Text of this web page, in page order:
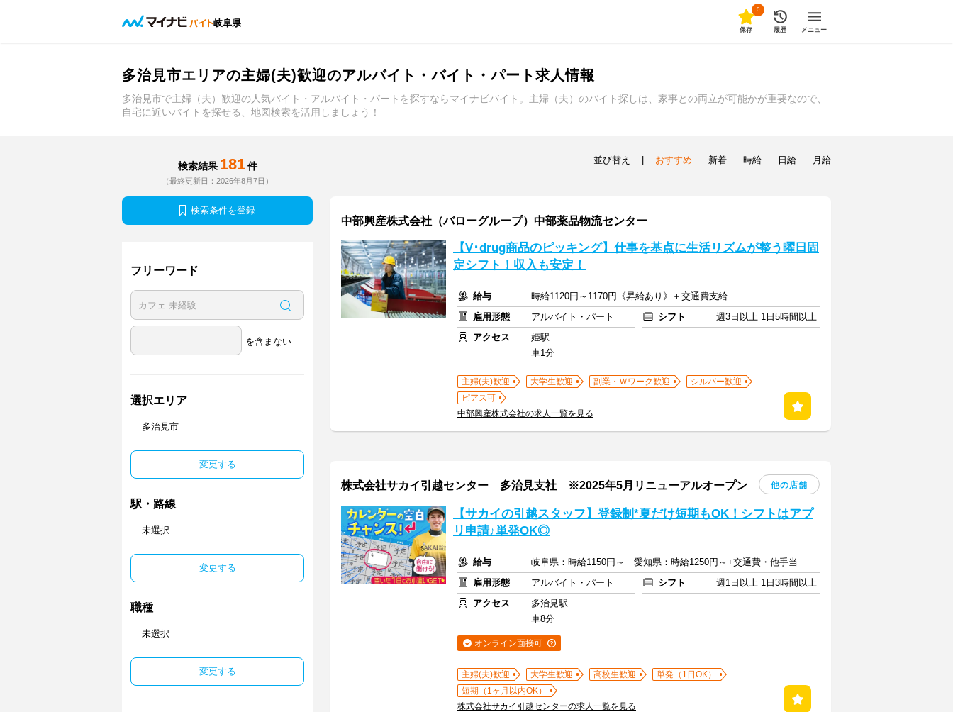
岐阜県
0
保存 履歴 メニュー
多治見市エリアの主婦(夫)歓迎のアルバイト・バイト・パート求人情報
多治見市で主婦（夫）歓迎の人気バイト・アルバイト・パートを探すならマイナビバイト。主婦（夫）のバイト探しは、家事との両立が可能かが重要なので、
自宅に近いバイトを探せる、地図検索を活用しましょう！
検索結果 181 件
（最終更新日：2026年8月7日）
検索条件を登録
フリーワード
を含まない
選択エリア
多治見市
変更する
駅・路線
未選択
変更する
職種
未選択
変更する
並び替え おすすめ 新着 時給 日給 月給
中部興産株式会社（バローグループ）中部薬品物流センター
【V･drug商品のピッキング】仕事を基点に生活リズムが整う曜日固
定シフト！収入も安定！
給与
時給1120円～1170円《昇給あり》＋交通費支給
雇用形態
アルバイト・パート シフト
週3日以上 1日5時間以上
アクセス
姫駅
車1分
主婦(夫)歓迎 大学生歓迎 副業・Ｗワーク歓迎
シルバー歓迎
ピアス可
中部興産株式会社の求人一覧を見る
株式会社サカイ引越センター 多治見支社 ※2025年5月リニューアルオープン 他の店舗
【サカイの引越スタッフ】登録制*夏だけ短期もOK！シフトはアプ
リ申請♪単発OK◎
給与
岐阜県：時給1150円～ 愛知県：時給1250円～+交通費・他手当
雇用形態
アルバイト・パート シフト
週1日以上 1日3時間以上
アクセス
多治見駅
車8分
オンライン面接可
主婦(夫)歓迎 大学生歓迎 高校生歓迎
単発（1日OK）
短期（1ヶ月以内OK）
株式会社サカイ引越センターの求人一覧を見る